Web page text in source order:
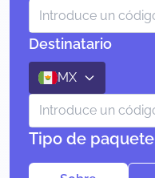
Destinatario
MX
Tipo de paquete